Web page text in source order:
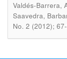
Valdés-Barrera,
Saavedra,
No. 2 (2012);